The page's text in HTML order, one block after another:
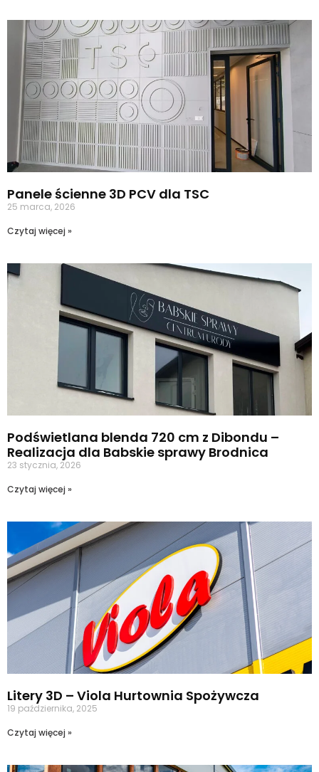
Panele ścienne 3D PCV dla TSC
25 marca, 2026
Czytaj więcej »
Podświetlana blenda 720 cm z Dibondu –
Realizacja dla Babskie sprawy Brodnica
23 stycznia, 2026
Czytaj więcej »
Litery 3D – Viola Hurtownia Spożywcza
19 października, 2025
Czytaj więcej »